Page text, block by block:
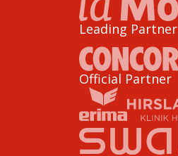
Leading Partner
Official Partner